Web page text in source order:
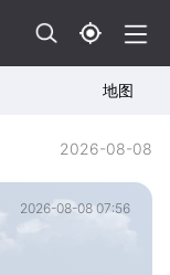
地图
2026-08-08
2026-08-08 07:56